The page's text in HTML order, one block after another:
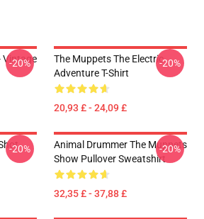
Vintage
-20%
The Muppets The Electric
Adventure T-Shirt
20,93 £ - 24,09 £
-20%
-20%
Animal Drummer The Muppets
Show Pullover Sweatshirt
32,35 £ - 37,88 £
-20%